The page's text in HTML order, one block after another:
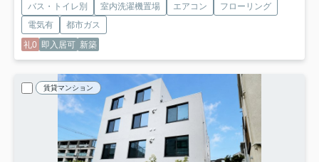
バス・トイレ別 室内洗濯機置場 エアコン
フローリング
電気有
都市ガス
礼0 即入居可 新築
賃貸マンション